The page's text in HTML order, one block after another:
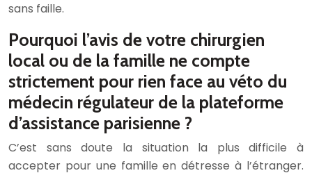
sans faille.
Pourquoi l’avis de votre chirurgien
local ou de la famille ne compte
strictement pour rien face au véto du
médecin régulateur de la plateforme
d’assistance parisienne ?
C’est sans doute la situation la plus difficile à
accepter pour une famille en détresse à l’étranger.